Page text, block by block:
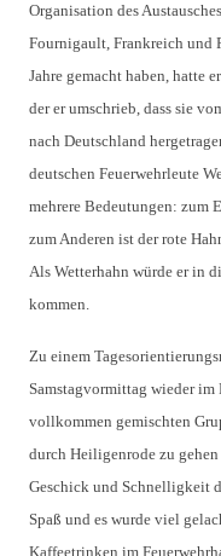
Organisation des
Fournigault, Frankreich und
Jahre gemacht haben, hatte
der er umschrieb, dass sie
nach Deutschland
deutschen Feuerwehrleute
mehrere Bedeutungen: zum
zum Anderen ist der rote
Als Wetterhahn würde er in
kommen.
Zu einem
Samstagvormittag wieder im
vollkommen gemischten
durch Heiligenrode zu
Geschick und Schnelligkeit
Spaß und es wurde viel
Kaffeetrinken im